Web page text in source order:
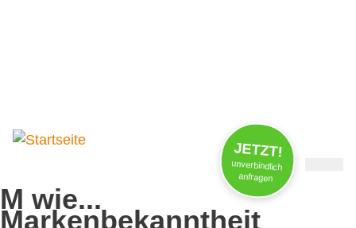
JETZT!
unverbindlich
anfragen
M wie...
Markenbekanntheit